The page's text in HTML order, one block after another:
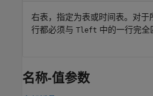
右表，指定为表或时间表。对于
行都必须与 Tleft 中的一行完全
名称-值参数